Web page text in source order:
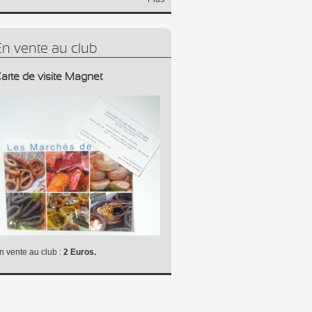
vente au club
de visite Magnet
vente au club : 2 Euros.